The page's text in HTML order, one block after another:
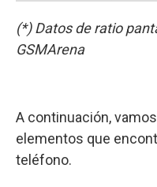
(*) Datos de ratio
GSMArena
A continuación,
elementos que
teléfono.